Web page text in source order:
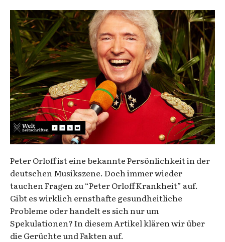
Peter Orloff ist eine bekannte Persönlichkeit in der
deutschen Musikszene. Doch immer wieder
tauchen Fragen zu “Peter Orloff Krankheit” auf.
Gibt es wirklich ernsthafte gesundheitliche
Probleme oder handelt es sich nur um
Spekulationen? In diesem Artikel klären wir über
die Gerüchte und Fakten auf.